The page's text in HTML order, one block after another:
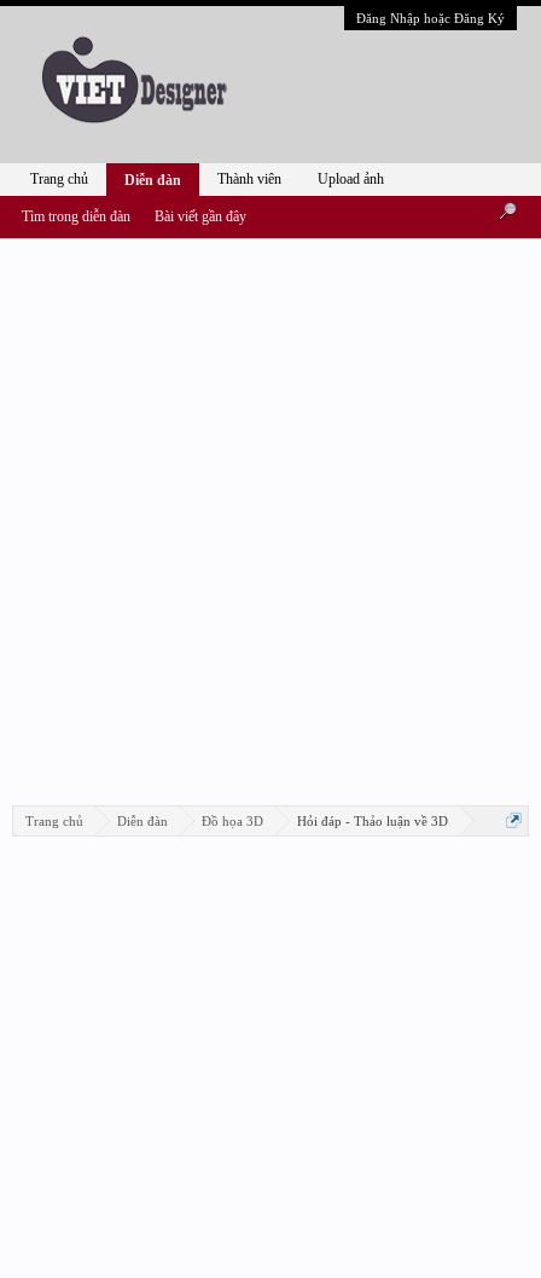
Đăng Nhập hoặc Đăng Ký
Trang chủ Diễn đàn Đồ họa 3D Hỏi đáp - Thảo luận về 3D
Trang chủ Diễn đàn
Tìm trong diễn đàn Bài viết gần đây
Thành viên Upload ảnh